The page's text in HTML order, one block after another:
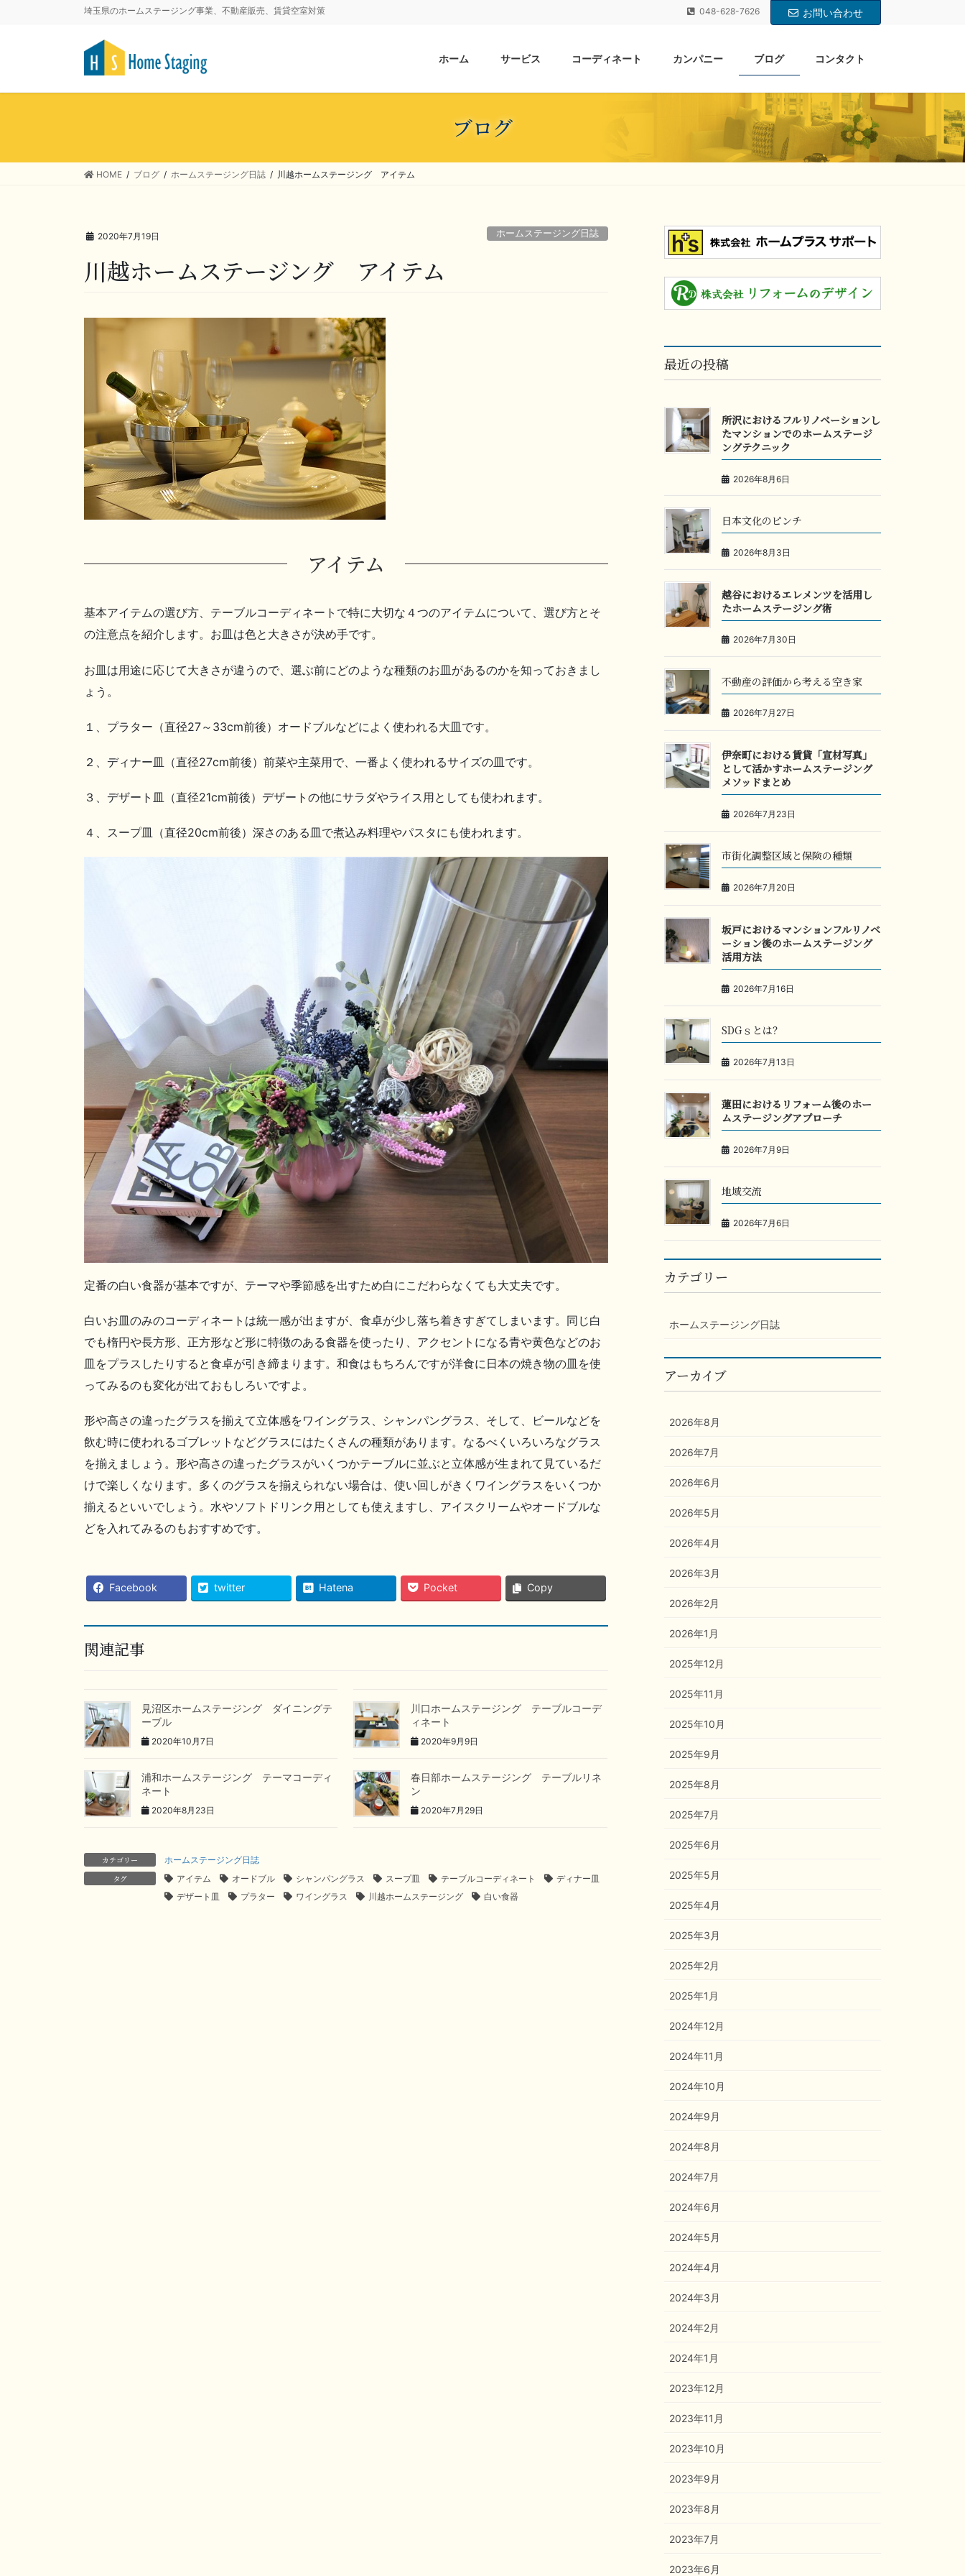
埼玉県のホームステージング事業、不動産販売、賃貸空室対策 048-628-7626 お問い合わせ
ホーム サービス コーディネート カンパニー ブログ コンタクト
ブログ
HOME ブログ ホームステージング日誌 川越ホームステージング アイテム
2020年7月19日 ホームステージング日誌
川越ホームステージング アイテム
アイテム
基本アイテムの選び方、テーブルコーディネートで特に大切な４つのアイテムについて、選び方とそ
の注意点を紹介します。お皿は色と大きさが決め手です。
お皿は用途に応じて大きさが違うので、選ぶ前にどのような種類のお皿があるのかを知っておきまし
ょう。
１、プラター（直径27～33cm前後）オードブルなどによく使われる大皿です。
２、ディナー皿（直径27cm前後）前菜や主菜用で、一番よく使われるサイズの皿です。
３、デザート皿（直径21cm前後）デザートの他にサラダやライス用としても使われます。
４、スープ皿（直径20cm前後）深さのある皿で煮込み料理やパスタにも使われます。
定番の白い食器が基本ですが、テーマや季節感を出すため白にこだわらなくても大丈夫です。
白いお皿のみのコーディネートは統一感が出ますが、食卓が少し落ち着きすぎてしまいます。同じ白
でも楕円や長方形、正方形など形に特徴のある食器を使ったり、アクセントになる青や黄色などのお
皿をプラスしたりすると食卓が引き締まります。和食はもちろんですが洋食に日本の焼き物の皿を使
ってみるのも変化が出ておもしろいですよ。
形や高さの違ったグラスを揃えて立体感をワイングラス、シャンパングラス、そして、ビールなどを
飲む時に使われるゴブレットなどグラスにはたくさんの種類があります。なるべくいろいろなグラス
を揃えましょう。形や高さの違ったグラスがいくつかテーブルに並ぶと立体感が生まれて見ているだ
けで楽しくなります。多くのグラスを揃えられない場合は、使い回しがきくワイングラスをいくつか
揃えるといいでしょう。水やソフトドリンク用としても使えますし、アイスクリームやオードブルな
どを入れてみるのもおすすめです。
Facebook twitter Hatena Pocket Copy
関連記事
見沼区ホームステージング ダイニングテ
ーブル
2020年10月7日
川口ホームステージング テーブルコーデ
ィネート
2020年9月9日
浦和ホームステージング テーマコーディ
ネート
2020年8月23日
春日部ホームステージング テーブルリネ
ン
2020年7月29日
カテゴリー
ホームステージング日誌
タグ
アイテム オードブル シャンパングラス スープ皿 テーブルコーディネート
ディナー皿
デザート皿
プラター ワイングラス 川越ホームステージング 白い食器
最近の投稿
所沢におけるフルリノベーションし
たマンションでのホームステージ
ングテクニック
2026年8月6日
日本文化のピンチ
2026年8月3日
越谷におけるエレメンツを活用し
たホームステージング術
2026年7月30日
不動産の評価から考える空き家
2026年7月27日
伊奈町における賃貸「宣材写真」
として活かすホームステージング
メソッドまとめ
2026年7月23日
市街化調整区域と保険の種類
2026年7月20日
坂戸におけるマンションフルリノベ
ーション後のホームステージング
活用方法
2026年7月16日
SDGｓとは？
2026年7月13日
蓮田におけるリフォーム後のホー
ムステージングアプローチ
2026年7月9日
地域交流
2026年7月6日
カテゴリー
ホームステージング日誌
アーカイブ
2026年8月
2026年7月
2026年6月
2026年5月
2026年4月
2026年3月
2026年2月
2026年1月
2025年12月
2025年11月
2025年10月
2025年9月
2025年8月
2025年7月
2025年6月
2025年5月
2025年4月
2025年3月
2025年2月
2025年1月
2024年12月
2024年11月
2024年10月
2024年9月
2024年8月
2024年7月
2024年6月
2024年5月
2024年4月
2024年3月
2024年2月
2024年1月
2023年12月
2023年11月
2023年10月
2023年9月
2023年8月
2023年7月
2023年6月